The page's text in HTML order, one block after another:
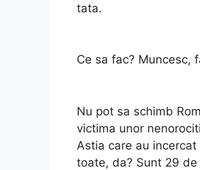
tata.
Ce sa fac? Muncesc,
Nu pot sa schimb
victima unor
Astia care au
toate, da? Sunt 29